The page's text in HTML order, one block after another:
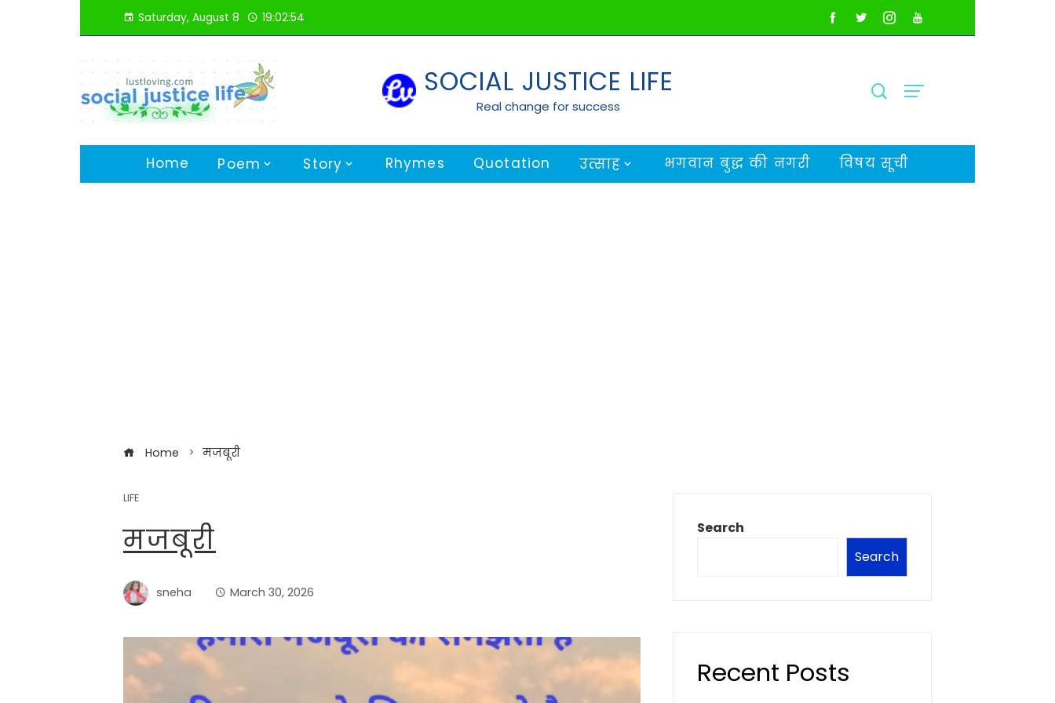
Saturday, August 8 19:02:55
SOCIAL JUSTICE LIFE
Real change for success
Home Poem Story Rhymes Quotation उत्साह भगवान बुद्ध की नगरी विषय सूची
Home मजबूरी
LIFE
मजबूरी
sneha March 30, 2026
Search
Search
Recent Posts